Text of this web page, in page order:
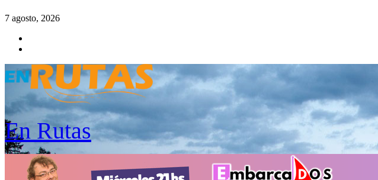
Saltar
contenido
7 agosto, 2026
En Rutas